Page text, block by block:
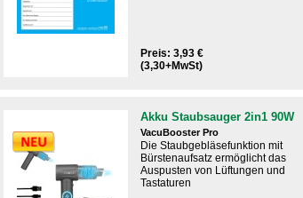
Preis: 3,93 €
(3,30+MwSt)
Akku Staubsauger 2in1 90W
VacuBooster Pro
Die Staubgebläsefunktion mit
Bürstenaufsatz ermöglicht das
Auspusten von Lüftungen und
Tastaturen​